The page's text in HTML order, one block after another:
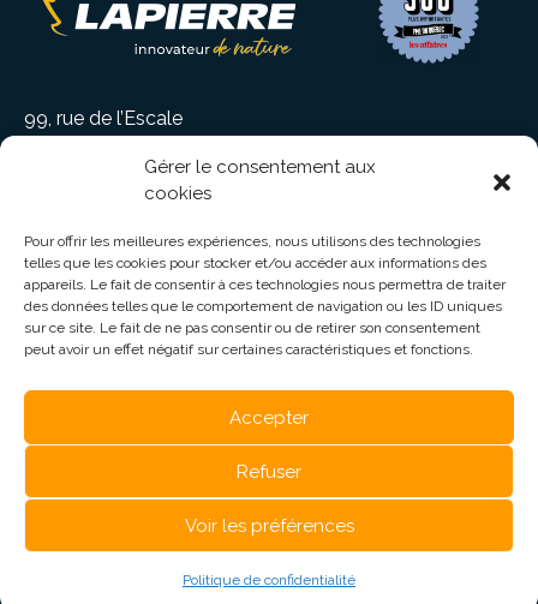
Gérer le consentement aux
cookies
Pour offrir les meilleures expériences, nous utilisons des technologies
telles que les cookies pour stocker et/ou accéder aux informations des
appareils. Le fait de consentir à ces technologies nous permettra de traiter
des données telles que le comportement de navigation ou les ID uniques
sur ce site. Le fait de ne pas consentir ou de retirer son consentement
peut avoir un effet négatif sur certaines caractéristiques et fonctions.
Accepter
Refuser
Voir les préférences
Politique de confidentialité
99, rue de l’Escale
1 819 548-5454
info@elapierre.com
CARRIÈRES
ÉVÉNEMENTS
POLITIQUE DE CONFIDENTIALITÉ
Restez connecté